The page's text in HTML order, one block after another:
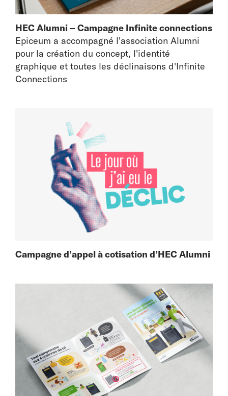
HEC Alumni – Campagne Infinite connections
Epiceum a accompagné l'association Alumni
pour la création du concept, l'identité
graphique et toutes les déclinaisons d'Infinite
Connections
Campagne d’appel à cotisation d’HEC Alumni